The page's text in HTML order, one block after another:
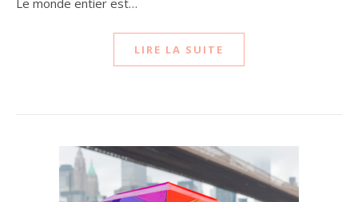
Le monde entier est…
LIRE LA SUITE